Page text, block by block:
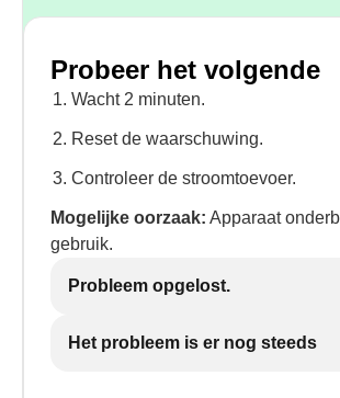
Probeer het volgende
Wacht 2 minuten.
Reset de waarschuwing.
Controleer de stroomtoevoer.
Mogelijke oorzaak: Apparaat
gebruik.
Probleem opgelost.
Het probleem is er nog steeds